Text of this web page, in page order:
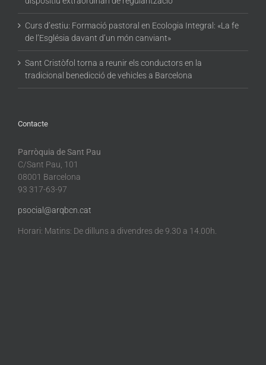
Curs d’estiu: Formació pastoral en Ecologia Integral: «La fe
de l’Església davant d’un món canviant»
Sant Cristòfol torna a reunir els conductors en la
tradicional benedicció de vehicles a Barcelona
Contacte
Parròquia de Sant Pau
C/Sant Pau, 101
08001 Barcelona
93 317-63-97
psocial@arqbcn.cat
Horari: Matins: De dilluns a divendres de 9.30 a 14.00h.